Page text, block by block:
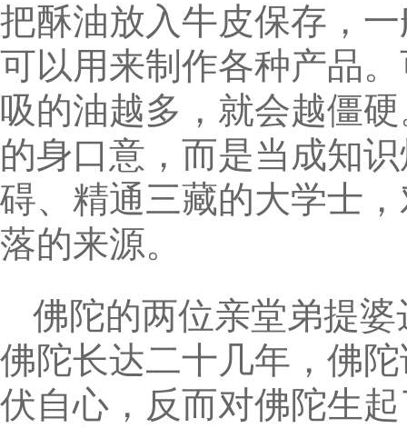
把酥油放入牛皮保存，
可以用来制作各种产品
吸的油越多，就会越僵
的身口意，而是当成知
碍、精通三藏的大学士
落的来源。
佛陀的两位亲堂弟提
佛陀长达二十几年，佛
伏自心，反而对佛陀生